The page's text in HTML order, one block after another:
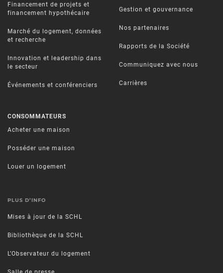
Financement de projets et
financement hypothécaire
Marché du logement, données
et recherche
Innovation et leadership dans
le secteur
Événements et conférenciers
CONSOMMATEURS
Acheter une maison
Posséder une maison
Louer un logement
Gestion et gouvernance
Nos partenaires
Rapports de la Société
Communiquez avec nous
Carrières
PLUS D’INFO
Mises à jour de la SCHL
Bibliothèque de la SCHL
L’Observateur du logement